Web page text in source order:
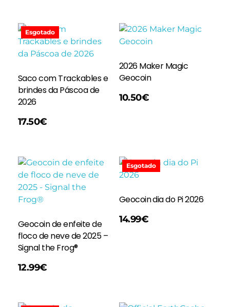
Esgotado
Saco com Trackables e
brindes da Páscoa de
2026
17.50€
2026 Maker Magic
Geocoin
10.50€
Adicionar
Geocoin de enfeite de
floco de neve de 2025 –
Signal the Frog®
12.99€
Esgotado
Geocoin dia do Pi 2026
14.99€